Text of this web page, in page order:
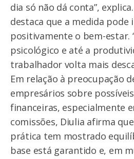
dia só não dá conta”,
destaca que a medida pode
positivamente o bem-estar.
psicológico e até a
trabalhador volta mais
Em relação à preocupação
empresários sobre
financeiras, especialmente
comissões, Diulia afirma
prática tem mostrado
base está garantido e, em